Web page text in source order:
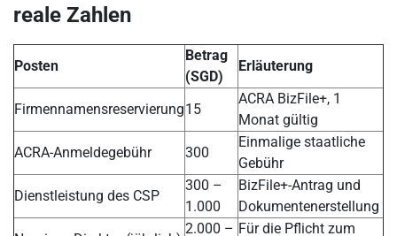
reale Zahlen
Posten
Betrag
(SGD)
Erläuterung
Firmennamensreservierung15
ACRA BizFile+, 1
Monat gültig
ACRA-Anmeldegebühr
300
Einmalige staatliche
Gebühr
Dienstleistung des CSP
300 –
1.000
BizFile+-Antrag und
Dokumentenerstellung
2.000 – Für die Pflicht zum